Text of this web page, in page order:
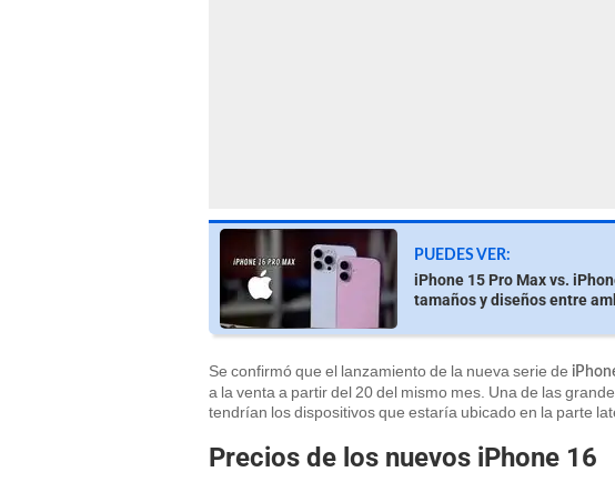
PUEDES VER:
iPhone 15 Pro Max vs.
tamaños y diseños entre
Se confirmó que el lanzamiento de la nueva serie de
a la venta a partir del 20 del mismo mes. Una de las
tendrían los dispositivos que estaría ubicado en la parte
Precios de los nuevos iPhone 16